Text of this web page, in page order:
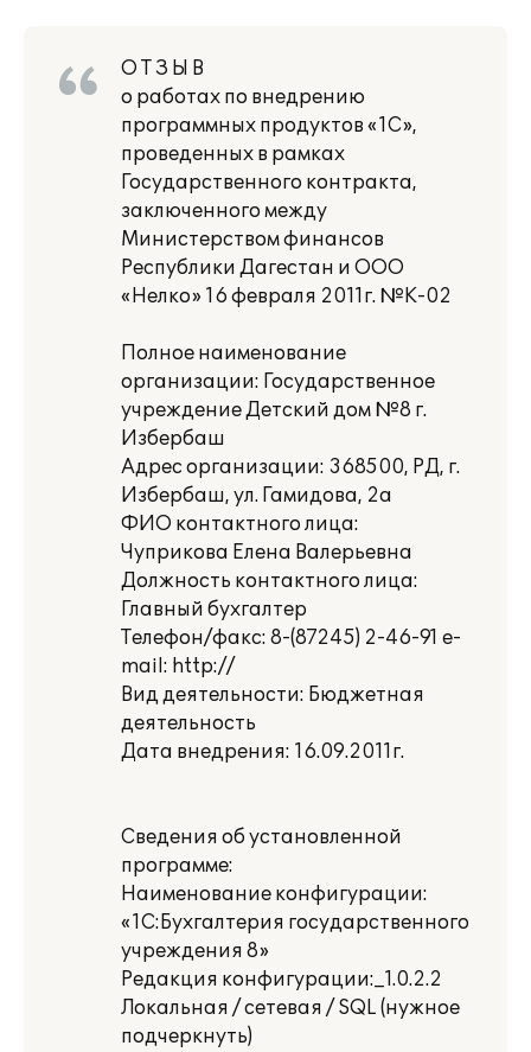
О Т З Ы В
о работах по внедрению
программных продуктов «1С»,
проведенных в рамках
Государственного контракта,
заключенного между
Министерством финансов
Республики Дагестан и ООО
«Нелко» 16 февраля 2011г. №К-02
Полное наименование
организации: Государственное
учреждение Детский дом №8 г.
Избербаш
Адрес организации: 368500, РД, г.
Избербаш, ул. Гамидова, 2а
ФИО контактного лица:
Чуприкова Елена Валерьевна
Должность контактного лица:
Главный бухгалтер
Телефон/факс: 8-(87245) 2-46-91 e-
mail: http://
Вид деятельности: Бюджетная
деятельность
Дата внедрения: 16.09.2011г.
Сведения об установленной
программе:
Наименование конфигурации:
«1С:Бухгалтерия государственного
учреждения 8»
Редакция конфигурации:_1.0.2.2
Локальная / сетевая / SQL (нужное
подчеркнуть)